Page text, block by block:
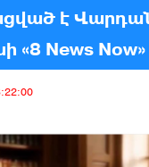
է
«8 News